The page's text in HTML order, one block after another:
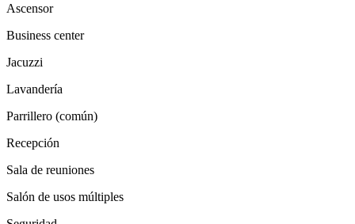
Ascensor
Business center
Jacuzzi
Lavandería
Parrillero (común)
Recepción
Sala de reuniones
Salón de usos múltiples